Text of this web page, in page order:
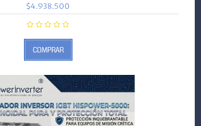
$4.938.500
COMPRAR